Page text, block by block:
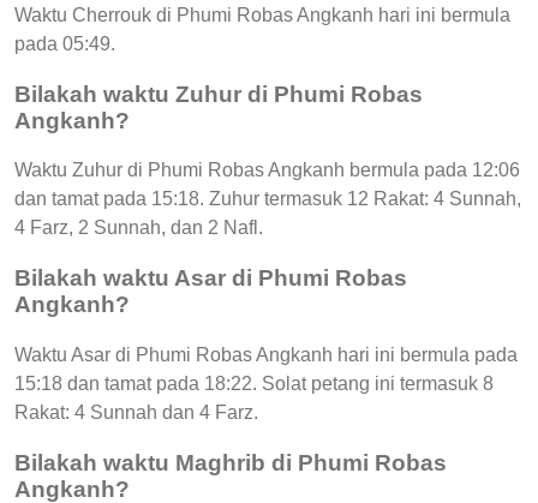
Waktu Cherrouk di Phumi Robas Angkanh hari ini bermula
pada 05:49.
Bilakah waktu Zuhur di Phumi Robas
Angkanh?
Waktu Zuhur di Phumi Robas Angkanh bermula pada 12:06
dan tamat pada 15:18. Zuhur termasuk 12 Rakat: 4 Sunnah,
4 Farz, 2 Sunnah, dan 2 Nafl.
Bilakah waktu Asar di Phumi Robas
Angkanh?
Waktu Asar di Phumi Robas Angkanh hari ini bermula pada
15:18 dan tamat pada 18:22. Solat petang ini termasuk 8
Rakat: 4 Sunnah dan 4 Farz.
Bilakah waktu Maghrib di Phumi Robas
Angkanh?